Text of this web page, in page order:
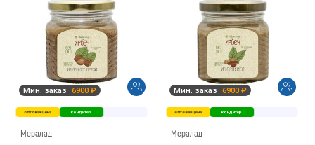
Мин. заказ 6900 ₽
оптовая цена кондитер
Мералад
Мин. заказ 6900 ₽
оптовая цена кондитер
Мералад